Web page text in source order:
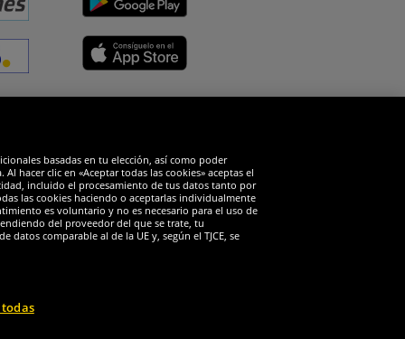
basadas en tu elección, así como poder
hacer clic en «Aceptar todas las cookies» aceptas el
incluido el procesamiento de tus datos tanto por
las cookies haciendo o aceptarlas individualmente
es voluntario y no es necesario para el uso de
del proveedor del que se trate, tu
comparable al de la UE y, según el TJCE, se
todas